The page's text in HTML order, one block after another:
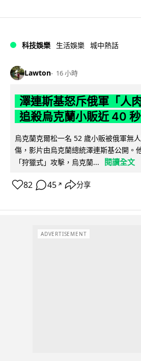
科技娛樂 生活娛樂 城中熱話
Lawton 16 小時
澤連斯基怒斥俄軍「人
追殺烏克蘭小販近 40
烏克蘭克爾松一名 52 歲小販被俄軍無
傷，影片由烏克蘭總統澤連斯基公開。
「狩獵式」攻擊，烏克蘭...
閱讀全文
82 45 ↗ 分享
ADVERTISEMENT